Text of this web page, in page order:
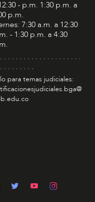
- p.m. 1:30 p.m. a
p.m.
7:30 a.m. a 12:30
- 1:30 p.m. a 4:30
. . . . . . . . . . . . . . . . . . . .
. . . . . . . .
para temas judiciales: